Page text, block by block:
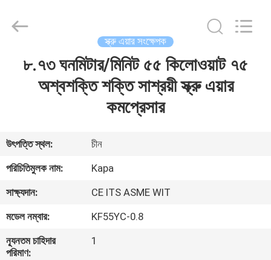
বাড়ি
ভিডিও
সম্পর্কে
কারখানা
Gas
Technology
Reserved.
স্ক্রু এয়ার সংক্ষেপক
৮.৭৩ ঘনমিটার/মিনিট ৫৫ কিলোওয়াট ৭৫
অশ্বশক্তি শক্তি সাশ্রয়ী স্ক্রু এয়ার
কমপ্রেসার
উৎপত্তি স্থল:
চীন
পরিচিতিমুলক নাম:
Kapa
সাক্ষ্যদান:
CE ITS ASME WIT
মডেল নম্বার:
KF55YC-0.8
ন্যূনতম চাহিদার
পরিমাণ:
1